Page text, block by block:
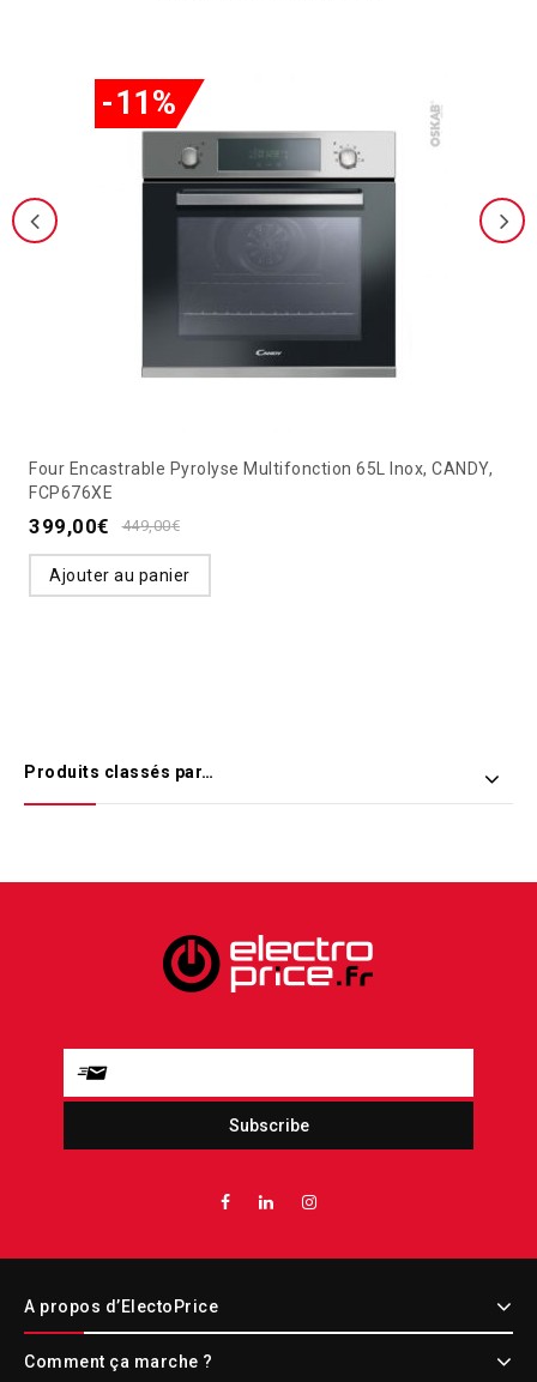
-11%
Four Encastrable Pyrolyse Multifonction 65L Inox, CANDY,
FCP676XE
449,00€
399,00€
Ajouter au panier
Produits classés par…
A propos d’ElectoPrice
Comment ça marche ?